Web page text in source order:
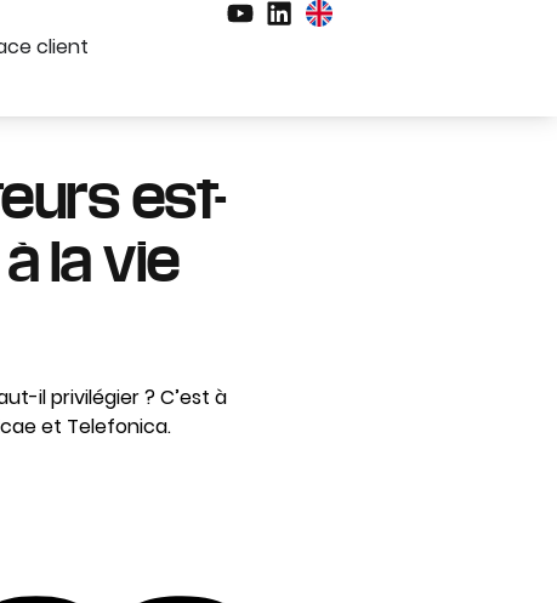
client
est-
la vie
il privilégier ? C’est à
et Telefonica.